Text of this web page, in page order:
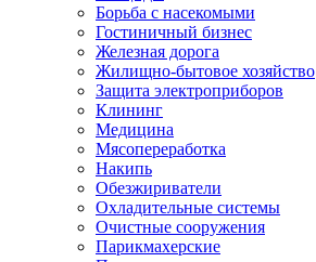
Борьба с насекомыми
Гостиничный бизнес
Железная дорога
Жилищно-бытовое хозяйство
Защита электроприборов
Клининг
Медицина
Мясопереработка
Накипь
Обезжириватели
Охладительные системы
Очистные сооружения
Парикмахерские